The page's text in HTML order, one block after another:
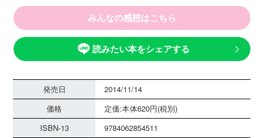
みんなの感想はこちら
読みたい本をシェアする
発売日
2014/11/14
価格
定価:本体620円(税別)
ISBN-13
9784062854511